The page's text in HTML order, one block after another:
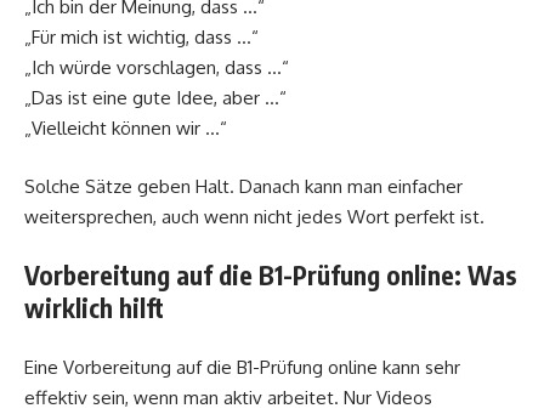
„Ich bin der Meinung, dass …“
„Für mich ist wichtig, dass …“
„Ich würde vorschlagen, dass …“
„Das ist eine gute Idee, aber …“
„Vielleicht können wir …“
Solche Sätze geben Halt. Danach kann man einfacher
weitersprechen, auch wenn nicht jedes Wort perfekt ist.
Vorbereitung auf die B1-Prüfung online: Was
wirklich hilft
Eine Vorbereitung auf die B1-Prüfung online kann sehr
effektiv sein, wenn man aktiv arbeitet. Nur Videos